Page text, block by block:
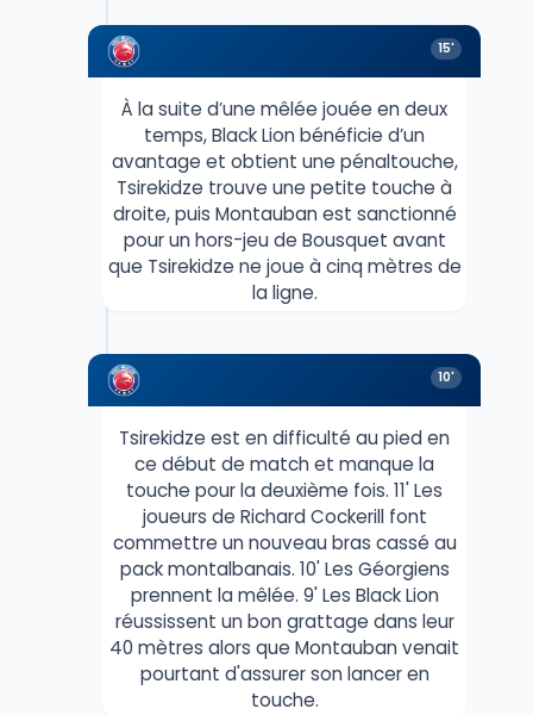
15'
À la suite d’une mêlée jouée en deux
temps, Black Lion bénéficie d’un
avantage et obtient une pénaltouche,
Tsirekidze trouve une petite touche à
droite, puis Montauban est sanctionné
pour un hors-jeu de Bousquet avant
que Tsirekidze ne joue à cinq mètres de
la ligne.
10'
Tsirekidze est en difficulté au pied en
ce début de match et manque la
touche pour la deuxième fois. 11' Les
joueurs de Richard Cockerill font
commettre un nouveau bras cassé au
pack montalbanais. 10' Les Géorgiens
prennent la mêlée. 9' Les Black Lion
réussissent un bon grattage dans leur
40 mètres alors que Montauban venait
pourtant d'assurer son lancer en
touche.